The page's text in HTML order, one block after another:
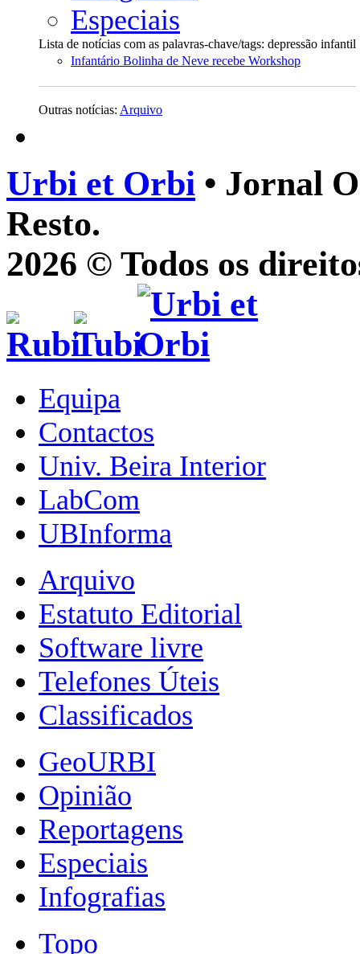
Especiais
Lista de notícias com as palavras-chave/tags: depressão infantil
Infantário Bolinha de Neve recebe Workshop
Outras notícias: Arquivo
Urbi et Orbi • Jornal
Resto.
2026 © Todos os
Equipa
Contactos
Univ. Beira Interior
LabCom
UBInforma
Arquivo
Estatuto Editorial
Software livre
Telefones Úteis
Classificados
GeoURBI
Opinião
Reportagens
Especiais
Infografias
Topo